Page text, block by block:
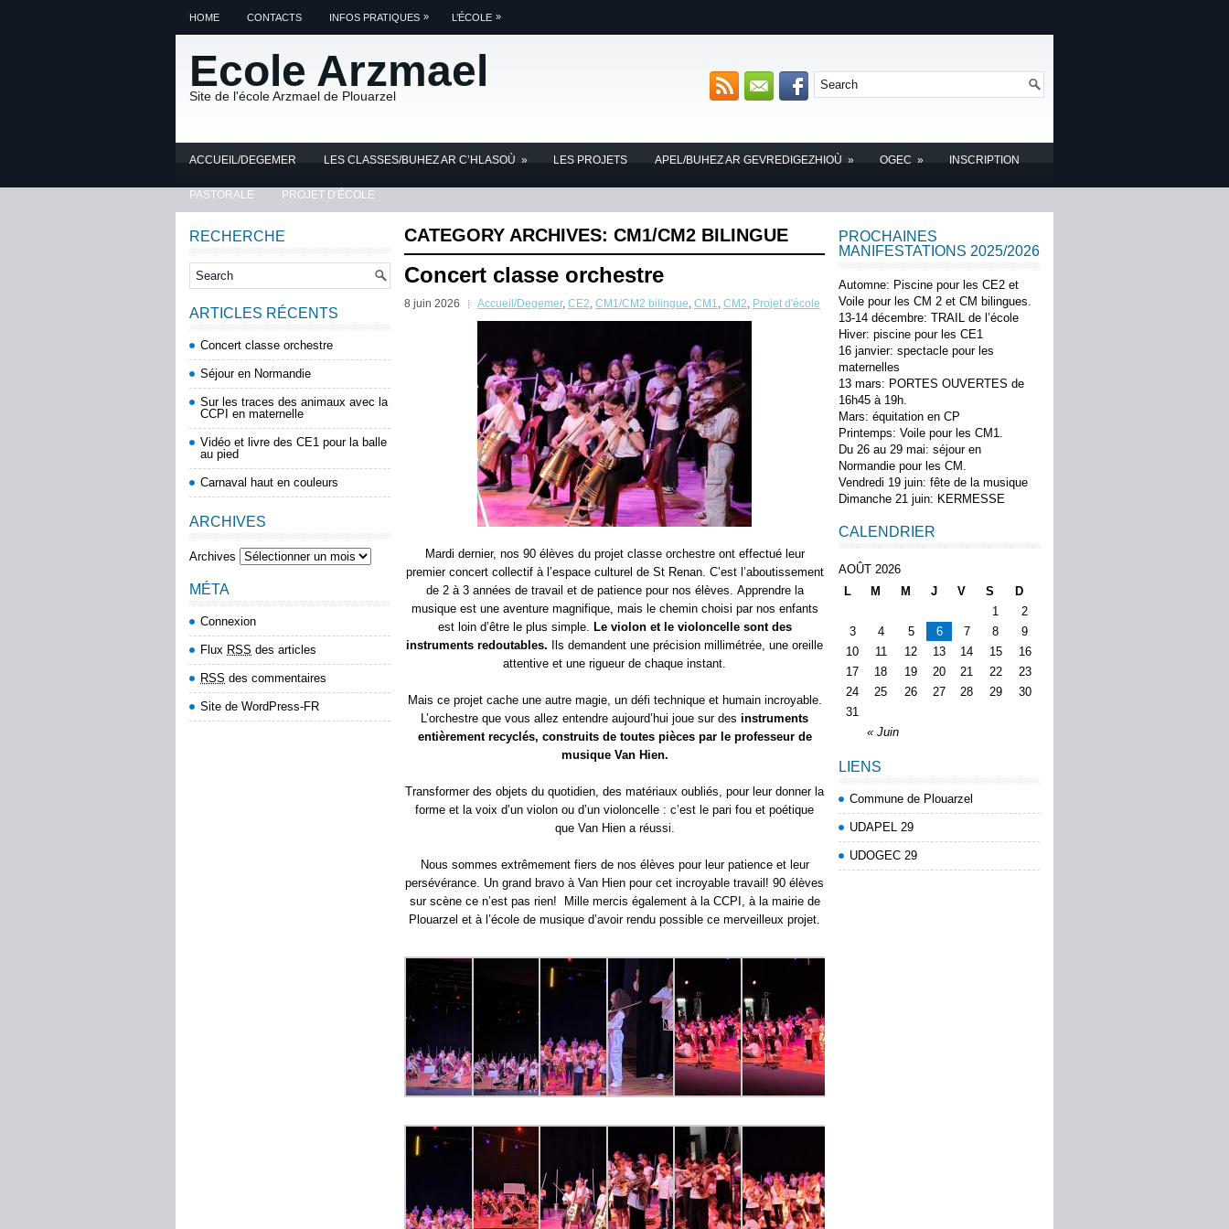
HOME CONTACTS INFOS PRATIQUES » L’ÉCOLE »
Ecole Arzmael
Site de l'école Arzmael de Plouarzel
ACCUEIL/DEGEMER LES CLASSES/BUHEZ AR C’HLASOÙ » LES PROJETS APEL/BUHEZ AR GEVREDIGEZHIOÙ » OGEC » INSCRIPTION
PASTORALE PROJET D'ÉCOLE
CATEGORY ARCHIVES: CM1/CM2 BILINGUE
Concert classe orchestre
8 juin 2026 Accueil/Degemer, CE2, CM1/CM2 bilingue, CM1, CM2, Projet d'école
Mardi dernier, nos 90 élèves du projet classe orchestre ont effectué leur
premier concert collectif à l’espace culturel de St Renan. C’est l’aboutissement
de 2 à 3 années de travail et de patience pour nos élèves. Apprendre la
musique est une aventure magnifique, mais le chemin choisi par nos enfants
est loin d’être le plus simple. Le violon et le violoncelle sont des
instruments redoutables. Ils demandent une précision millimétrée, une oreille
attentive et une rigueur de chaque instant.
Mais ce projet cache une autre magie, un défi technique et humain incroyable.
L’orchestre que vous allez entendre aujourd’hui joue sur des instruments
entièrement recyclés, construits de toutes pièces par le professeur de
musique Van Hien.
Transformer des objets du quotidien, des matériaux oubliés, pour leur donner la
forme et la voix d’un violon ou d’un violoncelle : c’est le pari fou et poétique
que Van Hien a réussi.
Nous sommes extrêmement fiers de nos élèves pour leur patience et leur
persévérance. Un grand bravo à Van Hien pour cet incroyable travail! 90 élèves
sur scène ce n’est pas rien! Mille mercis également à la CCPI, à la mairie de
Plouarzel et à l’école de musique d’avoir rendu possible ce merveilleux projet.
RECHERCHE
ARTICLES RÉCENTS
Concert classe orchestre
Séjour en Normandie
Sur les traces des animaux avec la
CCPI en maternelle
Vidéo et livre des CE1 pour la balle
au pied
Carnaval haut en couleurs
ARCHIVES
Archives
MÉTA
Connexion
Flux RSS des articles
RSS des commentaires
Site de WordPress-FR
PROCHAINES
MANIFESTATIONS 2025/2026
Automne: Piscine pour les CE2 et
Voile pour les CM 2 et CM bilingues.
13-14 décembre: TRAIL de l’école
Hiver: piscine pour les CE1
16 janvier: spectacle pour les
maternelles
13 mars: PORTES OUVERTES de
16h45 à 19h.
Mars: équitation en CP
Printemps: Voile pour les CM1.
Du 26 au 29 mai: séjour en
Normandie pour les CM.
Vendredi 19 juin: fête de la musique
Dimanche 21 juin: KERMESSE
CALENDRIER
AOÛT 2026
L
M M J V S D
« Juin
1
2
3
4 5 6 7 8
9
10
11 12 13 14 15
16
17
18 19 20 21 22
23
24
25 26 27 28 29
30
31
LIENS
Commune de Plouarzel
UDAPEL 29
UDOGEC 29